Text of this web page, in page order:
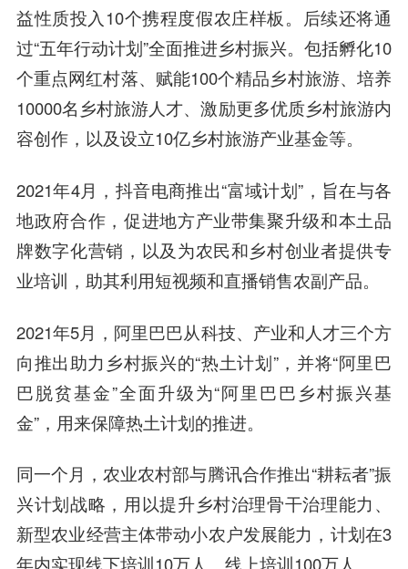
益性质投入10个携程度假农庄样板。后续还将通
过“五年行动计划”全面推进乡村振兴。包括孵化10
个重点网红村落、赋能100个精品乡村旅游、培养
10000名乡村旅游人才、激励更多优质乡村旅游内
容创作，以及设立10亿乡村旅游产业基金等。
2021年4月，抖音电商推出“富域计划”，旨在与各
地政府合作，促进地方产业带集聚升级和本土品
牌数字化营销，以及为农民和乡村创业者提供专
业培训，助其利用短视频和直播销售农副产品。
2021年5月， 阿里巴巴从科技、产业和人才三个方
向推出助力乡村振兴的“热土计划”，并将“阿里巴
巴脱贫基金”全面升级为“阿里巴巴乡村振兴基
金”，用来保障热土计划的推进。
同一个月，农业农村部与腾讯合作推出“耕耘者”振
兴计划战略，用以提升乡村治理骨干治理能力、
新型农业经营主体带动小农户发展能力，计划在3
年内实现线下培训10万人、线上培训100万人。